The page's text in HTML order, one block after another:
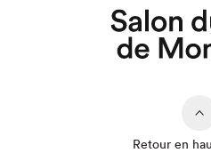
Retour en